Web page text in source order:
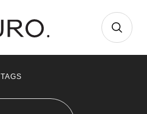
TAGS